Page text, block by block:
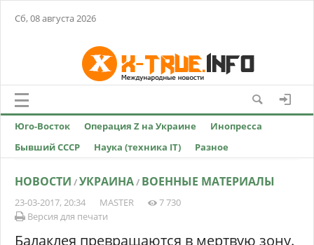
Сб, 08 августа 2026
Юго-Восток Операция Z на Украине
Инопресса
Бывший СССР
Наука (техника IT) Разное
НОВОСТИ /УКРАИНА/ ВОЕННЫЕ МАТЕРИАЛЫ
23-03-2017, 20:34 MASTER
7 730
Версия для печати
Балаклея превращаются в мертвую зону.